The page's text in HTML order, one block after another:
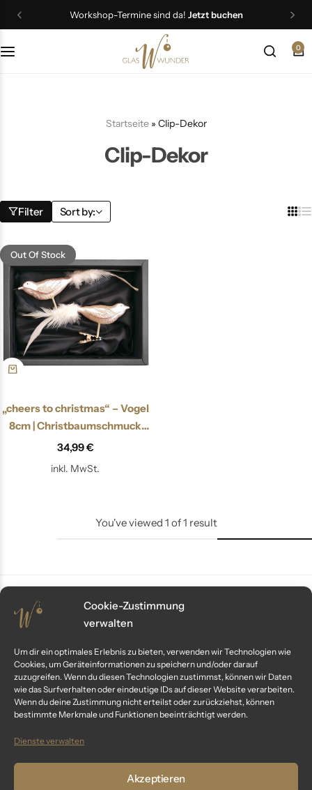
Cookie-Zustimmung
verwalten
Um dir ein optimales Erlebnis zu bieten, verwenden wir Technologien wie
Cookies, um Geräteinformationen zu speichern und/oder darauf
zuzugreifen. Wenn du diesen Technologien zustimmst, können wir Daten
wie das Surfverhalten oder eindeutige IDs auf dieser Website verarbeiten.
Wenn du deine Zustimmung nicht erteilst oder zurückziehst, können
bestimmte Merkmale und Funktionen beeinträchtigt werden.
Dienste verwalten
Akzeptieren
Workshop-Termine sind da! Jetzt buchen
0
Startseite» Clip-Dekor
Clip-Dekor
Filter Sort by:
Out Of Stock
„cheers to christmas“ – Vogel
8cm | Christbaumschmuck
champagner gold
34,99€
inkl. MwSt.
You've viewed 1 of1 result
Kundenservice
Fragen? Wir sind für dich da:
Telefon: +49 9561 401 34 90
Email: info@glaswunder.eu
Vertrag widerrufen